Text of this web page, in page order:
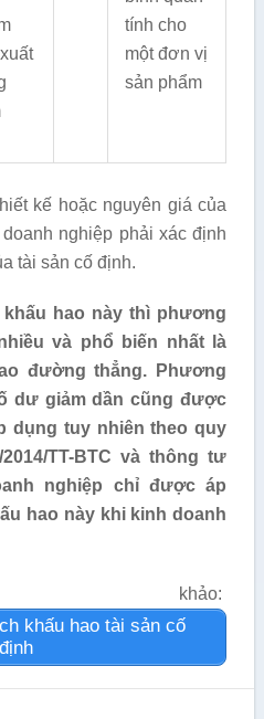
tính cho
một đơn vị
sản phẩm
kế hoặc nguyên giá của
nghiệp phải xác định
tài sản cố định.
hao này thì phương
và phổ biến nhất là
đường thẳng. Phương
dư giảm dần cũng được
dụng tuy nhiên theo quy
TT-BTC và thông tư
nghiệp chỉ được áp
hao này khi kinh doanh
khảo:
khấu hao tài sản cố
định